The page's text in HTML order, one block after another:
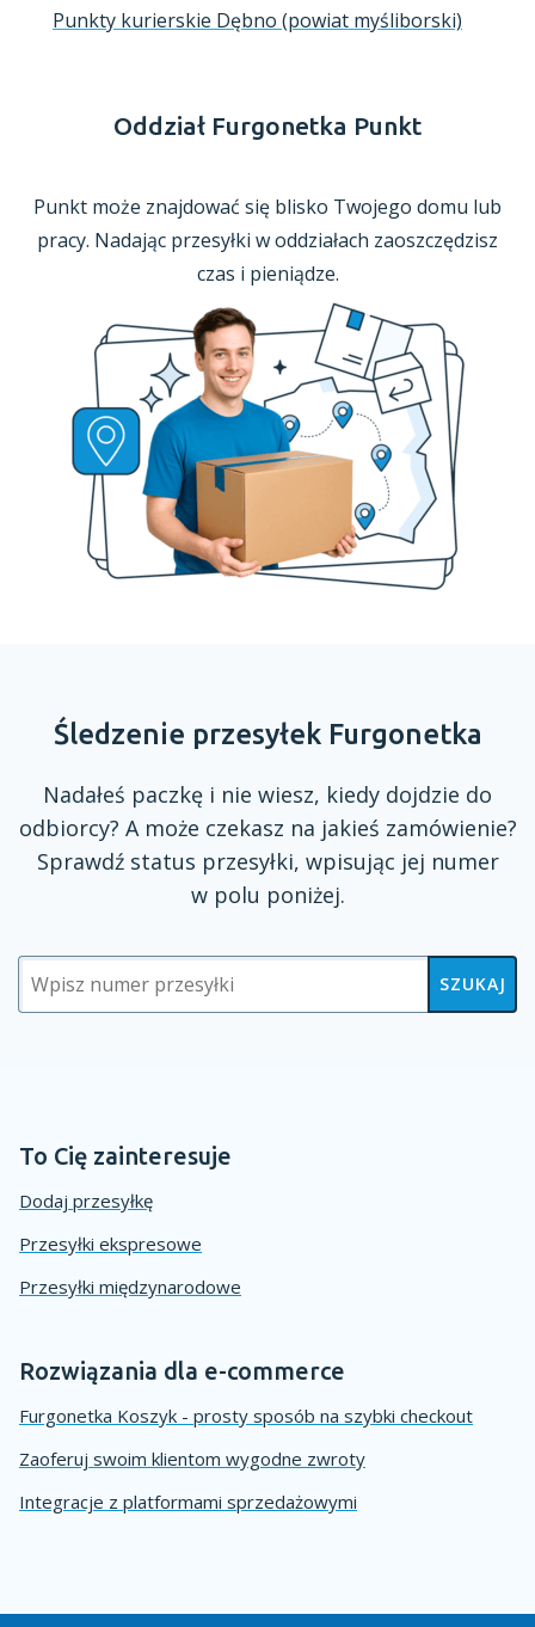
Punkty kurierskie Dębno (powiat myśliborski)
Oddział Furgonetka Punkt
Punkt może znajdować się blisko Twojego domu lub
pracy. Nadając przesyłki w oddziałach zaoszczędzisz
czas i pieniądze.
Śledzenie przesyłek Furgonetka
Nadałeś paczkę i nie wiesz, kiedy dojdzie do
odbiorcy? A może czekasz na jakieś zamówienie?
Sprawdź status przesyłki, wpisując jej numer
w polu poniżej.
SZUKAJ
To Cię zainteresuje
Dodaj przesyłkę
Przesyłki ekspresowe
Przesyłki międzynarodowe
Rozwiązania dla e-commerce
Furgonetka Koszyk - prosty sposób na szybki checkout
Zaoferuj swoim klientom wygodne zwroty
Integracje z platformami sprzedażowymi